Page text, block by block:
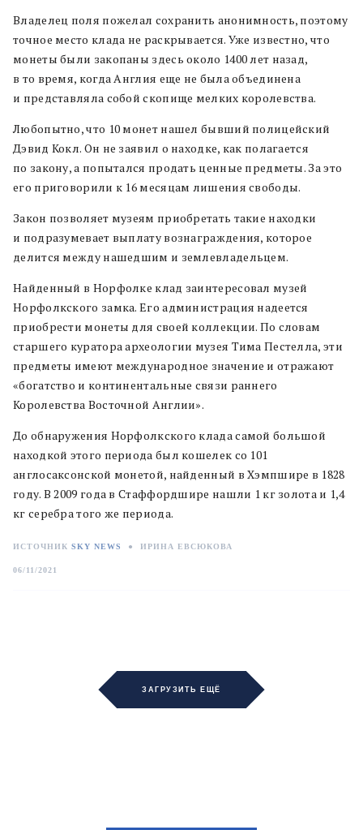
Владелец поля пожелал сохранить анонимность, поэтому
точное место клада не раскрывается. Уже известно, что
монеты были закопаны здесь около 1400 лет назад,
в то время, когда Англия еще не была объединена
и представляла собой скопище мелких королевства.
Любопытно, что 10 монет нашел бывший полицейский
Дэвид Кокл. Он не заявил о находке, как полагается
по закону, а попытался продать ценные предметы. За это
его приговорили к 16 месяцам лишения свободы.
Закон позволяет музеям приобретать такие находки
и подразумевает выплату вознаграждения, которое
делится между нашедшим и землевладельцем.
Найденный в Норфолке клад заинтересовал музей
Норфолкского замка. Его администрация надеется
приобрести монеты для своей коллекции. По словам
старшего куратора археологии музея Тима Пестелла, эти
предметы имеют международное значение и отражают
«богатство и континентальные связи раннего
Королевства Восточной Англии».
До обнаружения Норфолкского клада самой большой
находкой этого периода был кошелек со 101
англосаксонской монетой, найденный в Хэмпшире в 1828
году. В 2009 года в Стаффордшире нашли 1 кг золота и 1,4
кг серебра того же периода.
ИСТОЧНИК SKY NEWS ● ИРИНА ЕВСЮКОВА
06/11/2021
ЗАГРУЗИТЬ ЕЩЁ